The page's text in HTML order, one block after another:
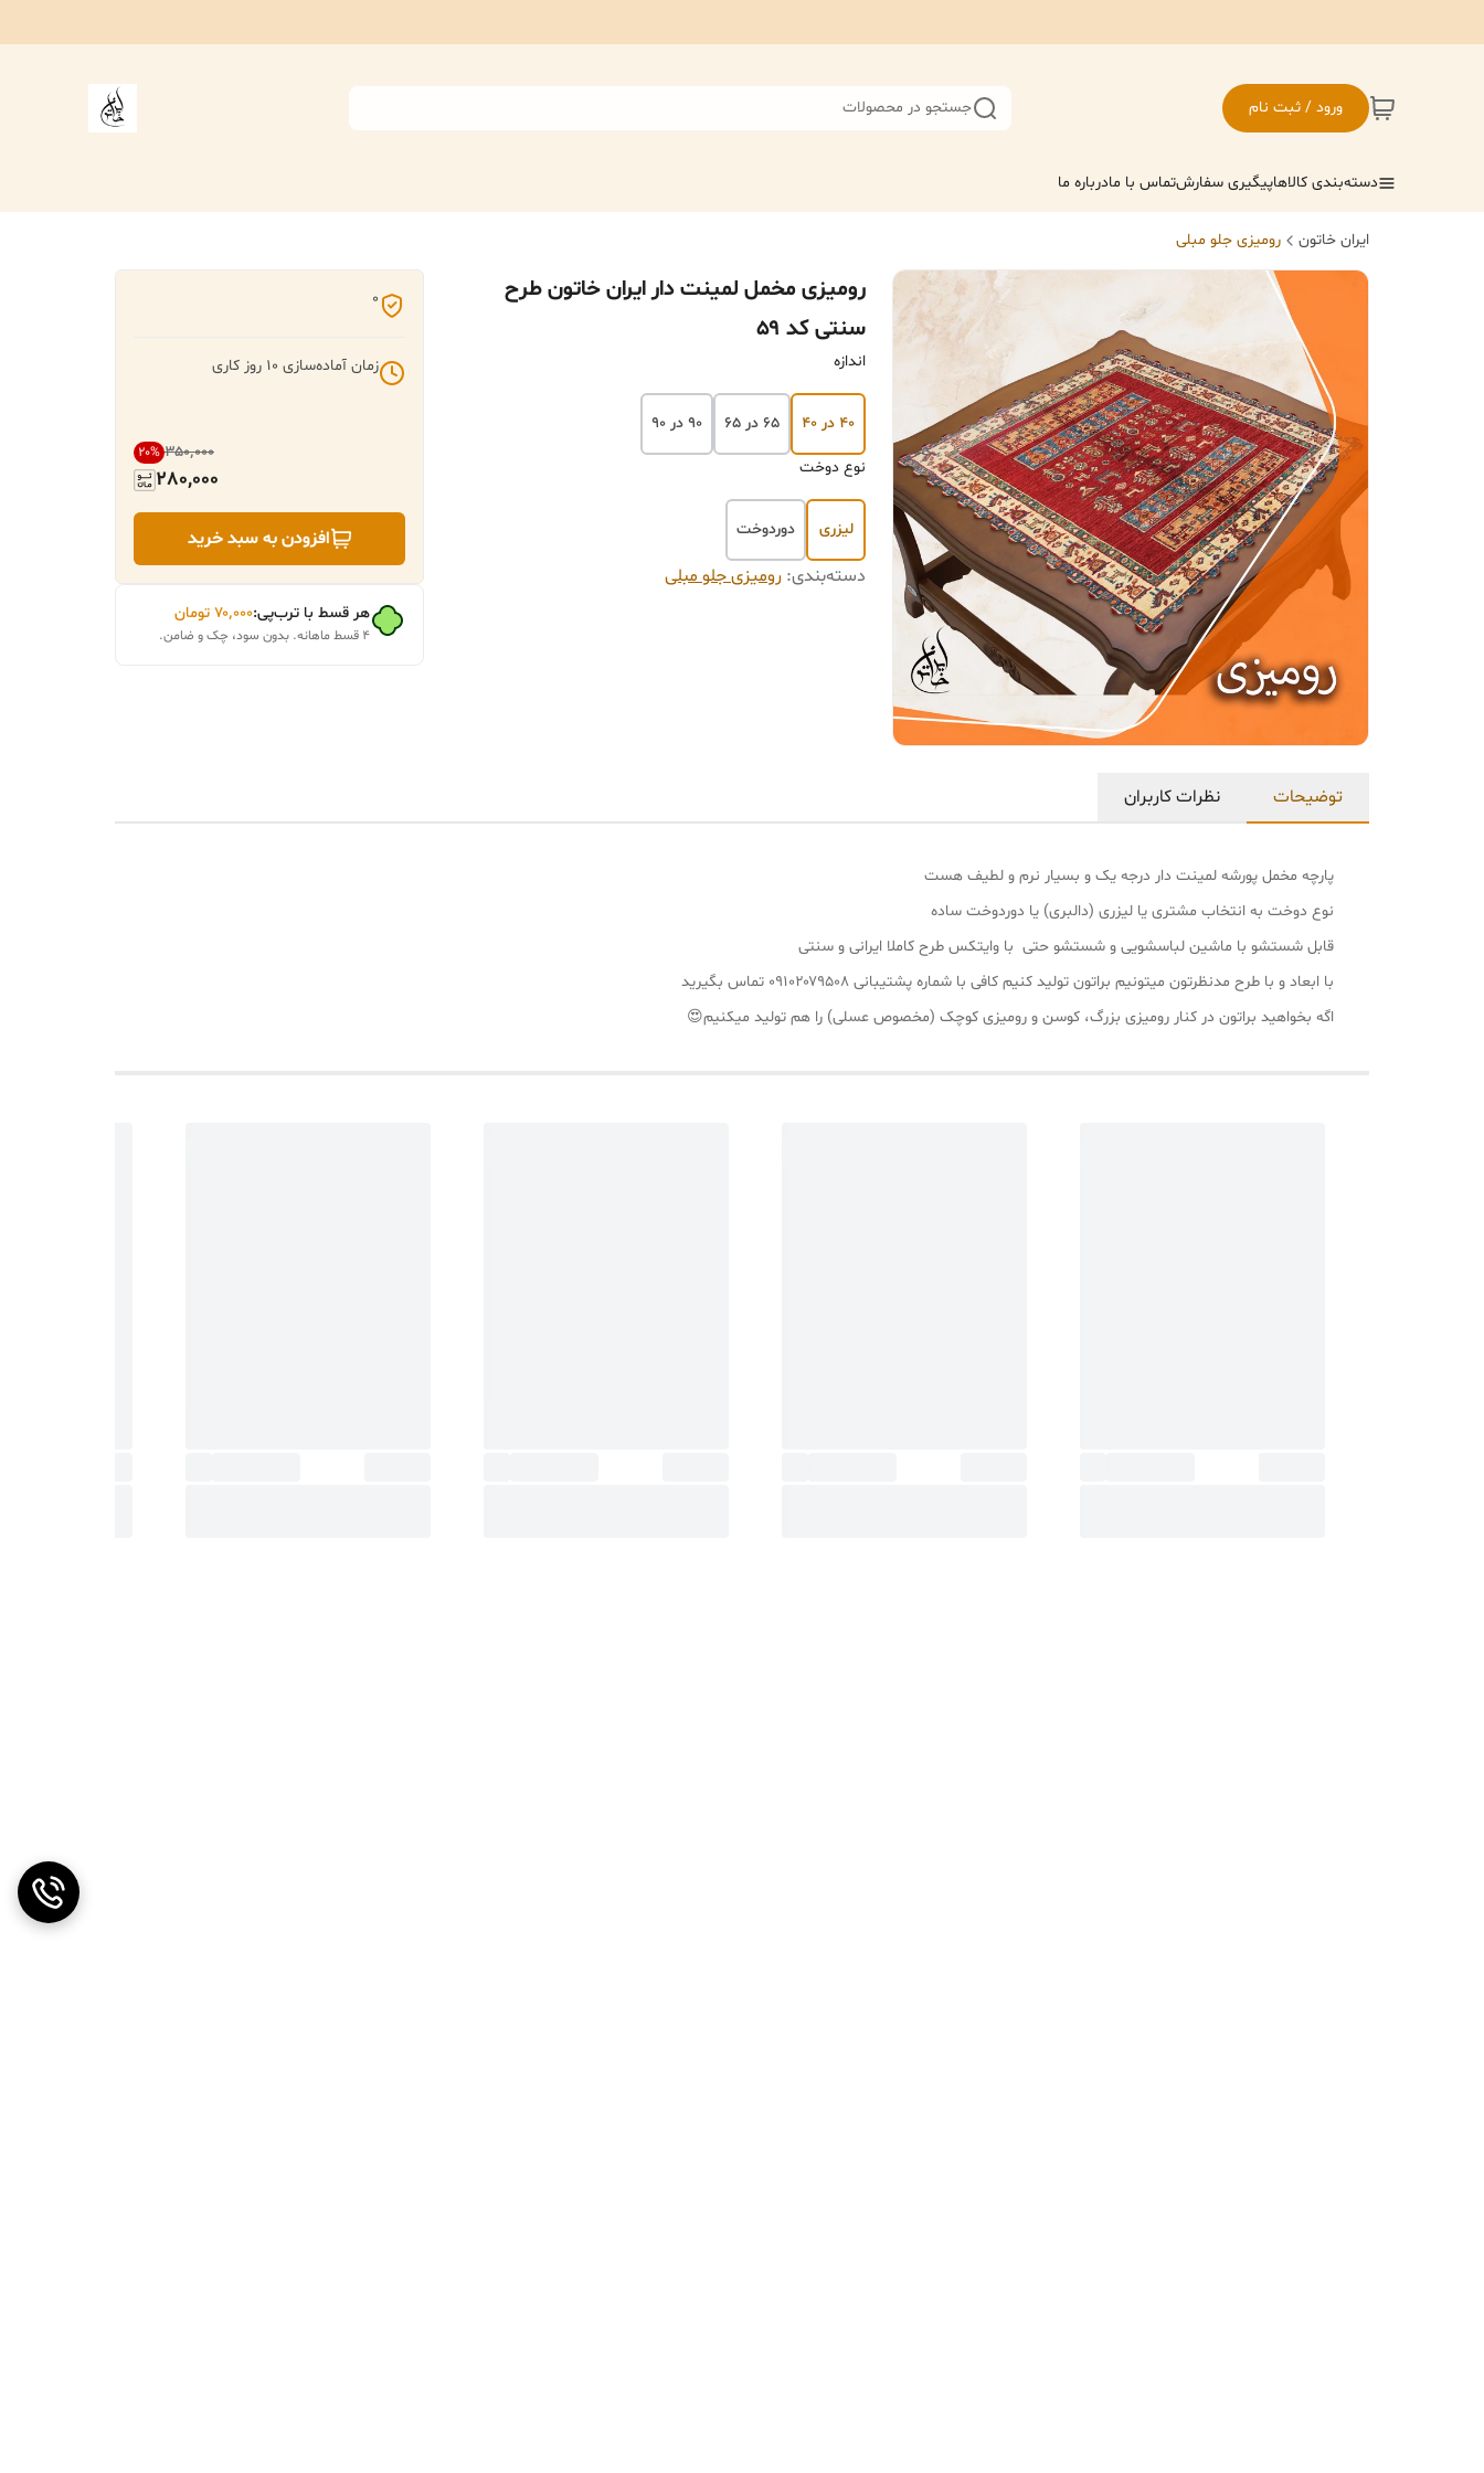
ورود / ثبت نام جستجو در محصولات
دسته‌بندی کالاهاپیگیری سفارشتماس با مادرباره ما
ایران خاتون رومیزی جلو مبلی
رومیزی مخمل لمینت دار ایران خاتون طرح
سنتی کد ۵۹
اندازه
۴۰ در ۴۰ ۶۵ در ۶۵ ۹۰ در ۹۰
نوع دوخت
لیزری دوردوخت
دسته‌بندی: رومیزی جلو مبلی
0
زمان آماده‌سازی 10 روز کاری
۳۵۰٬۰۰۰ 20%
280,000
افزودن به سبد خرید
هر قسط با ترب‌پی:۷۰٬۰۰۰ تومان
۴ قسط ماهانه. بدون سود، چک و ضامن.
توضیحات نظرات کاربران
پارچه مخمل پورشه لمینت دار درجه یک و بسیار نرم و لطیف هست
نوع دوخت به انتخاب مشتری یا لیزری (دالبری) یا دوردوخت ساده
قابل شستشو با ماشین لباسشویی و شستشو حتی با وایتکس طرح کاملا ایرانی و سنتی
با ابعاد و با طرح مدنظرتون میتونیم براتون تولید کنیم کافی با شماره پشتیبانی ۰۹۱۰۲۰۷۹۵۰۸ تماس بگیرید
اگه بخواهید براتون در کنار رومیزی بزرگ، کوسن و رومیزی کوچک (مخصوص عسلی) را هم تولید میکنیم😍